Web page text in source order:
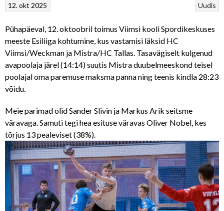
Uudis
12. okt 2025
Pühapäeval, 12. oktoobril toimus Viimsi kooli Spordikeskuses
meeste Esiliiga kohtumine, kus vastamisi läksid HC
Viimsi/Weckman ja Mistra/HC Tallas. Tasavägiselt kulgenud
avapoolaja järel (14:14) suutis Mistra duubelmeeskond teisel
poolajal oma paremuse maksma panna ning teenis kindla 28:23
võidu.
Meie parimad olid Sander Slivin ja Markus Arik seitsme
väravaga. Samuti tegi hea esituse väravas Oliver Nobel, kes
tõrjus 13 pealeviset (38%).